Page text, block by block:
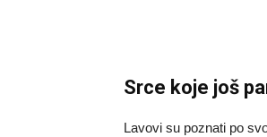
Srce koje još
Lavovi su poznati po